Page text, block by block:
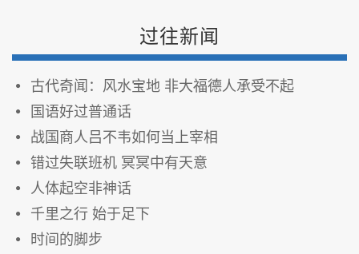
过往新闻
古代奇闻：风水宝地 非大福德人承受不起
国语好过普通话
战国商人吕不韦如何当上宰相
错过失联班机 冥冥中有天意
人体起空非神话
千里之行 始于足下
时间的脚步